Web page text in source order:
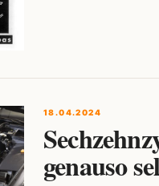
18.04.2024
genauso